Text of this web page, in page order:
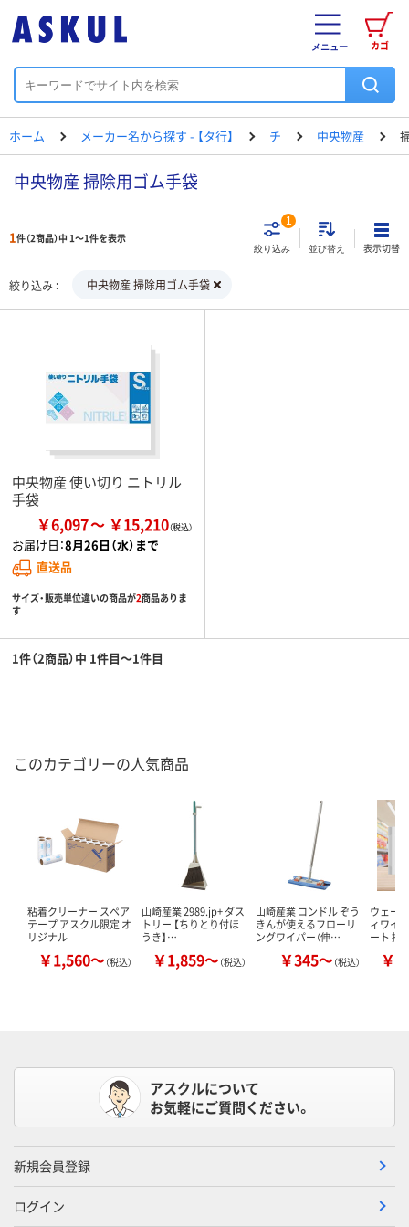
カゴ
メニュー
ホーム メーカー名から探す - 【タ行】 チ 中央物産
中央物産 掃除用ゴム手袋
1件（2商品）中 1～1件を表示
絞り込み
1
並び替え 表示切替
絞り込み 中央物産 掃除用ゴム手袋
中央物産 使い切り ニトリル
手袋
￥6,097 ￥15,210
お届け日：8月26日（水）まで
直送品
サイズ・販売単位違いの商品が2商品ありま
す
1件（2商品）中 1件目～1件目
このカテゴリーの人気商品
粘着クリーナー スペア
テープ アスクル限定 オ
リジナル
￥1,560～（税込）
山崎産業 2989.jp+ ダス
トリー 【ちりとり付ほ
うき】…
￥1,859～（税込）
山崎産業 コンドル ぞう
きんが使えるフローリ
ングワイパー（伸…
￥345～（税込）
ウェー
ィワイ
ート 掃
￥
アスクルについて
お気軽にご質問ください。
新規会員登録
ログイン